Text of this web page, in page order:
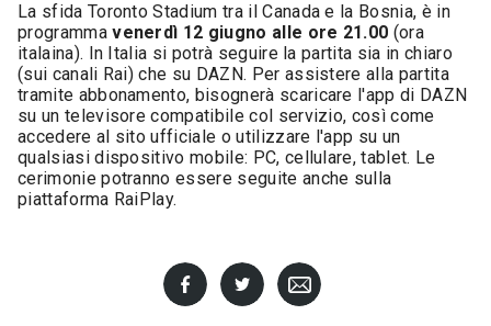
La sfida Toronto Stadium tra il Canada e la Bosnia, è in
programmavenerdì 12 giugno alle ore 21.00 (ora
italaina). In Italia si potrà seguire la partita sia in chiaro
(sui canali Rai) che su DAZN. Per assistere alla partita
tramite abbonamento, bisognerà scaricare l'app di DAZN
su un televisore compatibile col servizio, così come
accedere al sito ufficiale o utilizzare l'app su un
qualsiasi dispositivo mobile: PC, cellulare, tablet. Le
cerimonie potranno essere seguite anche sulla
piattaforma RaiPlay.